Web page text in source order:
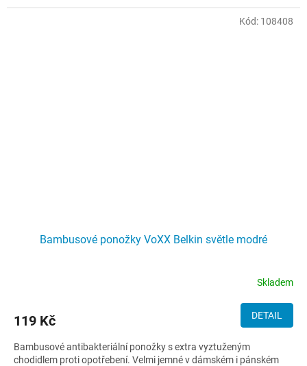
Bambusové ponožky VoXX Belkin světle modré
Skladem
119 Kč DETAIL
Bambusové antibakteriální ponožky s extra vyztuženým
chodidlem proti opotřebení. Velmi jemné v dámském i pánském
Kód: 108408